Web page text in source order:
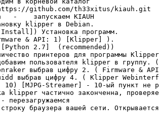
github.com/th33xitus/kiauh.git
-    запускаем KIAUH
klipper в Debian.
Установка программ.
& API: 1) [Klipper] ).
2.7]  (recommended))
принтеров для программы
пользователя klipper в
выбрав цифру 2. ( Firmware &
выбрав цифру 4. ( Klipper
10) [MJPG-Streamer] - 10-ый пункт
klipper частично законченна,
перезагружаемся
браузера вашей сети.